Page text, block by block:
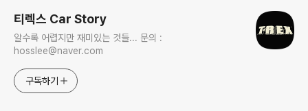
티렉스 Car Story
알수록 어렵지만 재미있는 것들... 문의 :
hosslee@naver.com
구독하기